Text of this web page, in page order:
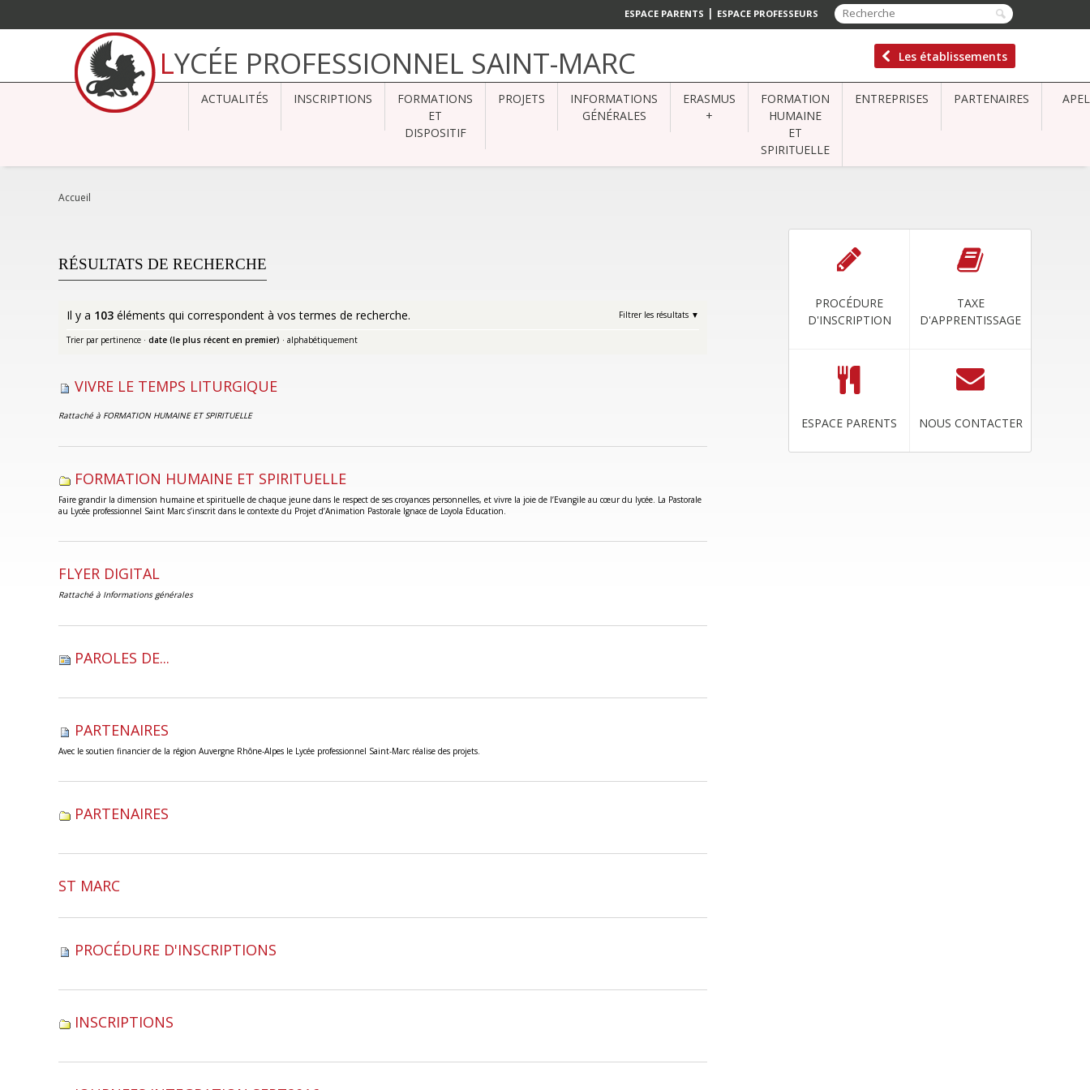
ESPACE PARENTS | ESPACE PROFESSEURS
contenu.
Aller
LYCÉE PROFESSIONNEL SAINT-MARC Les établissements
ACTUALITÉS INSCRIPTIONS
FORMATIONS
ET
DISPOSITIF
PROJETS
INFORMATIONS
GÉNÉRALES
ERASMUS
+
FORMATION
HUMAINE
ET
SPIRITUELLE
ENTREPRISES PARTENAIRES APEL
Accueil
PROCÉDURE
D'INSCRIPTION
TAXE
D'APPRENTISSAGE
ESPACE PARENTS NOUS CONTACTER
RÉSULTATS DE RECHERCHE
Il y a 103 éléments qui correspondent à vos termes de recherche. Filtrer les résultats
Trier par pertinence · date (le plus récent en premier) · alphabétiquement
VIVRE LE TEMPS LITURGIQUE
Rattaché à FORMATION HUMAINE ET SPIRITUELLE
FORMATION HUMAINE ET SPIRITUELLE
Faire grandir la dimension humaine et spirituelle de chaque jeune dans le respect de ses croyances personnelles, et vivre la joie de l’Evangile au cœur du lycée. La Pastorale
au Lycée professionnel Saint Marc s’inscrit dans le contexte du Projet d’Animation Pastorale Ignace de Loyola Education.
FLYER DIGITAL
Rattaché à Informations générales
PAROLES DE...
PARTENAIRES
Avec le soutien financier de la région Auvergne Rhône-Alpes le Lycée professionnel Saint-Marc réalise des projets.
PARTENAIRES
ST MARC
PROCÉDURE D'INSCRIPTIONS
INSCRIPTIONS